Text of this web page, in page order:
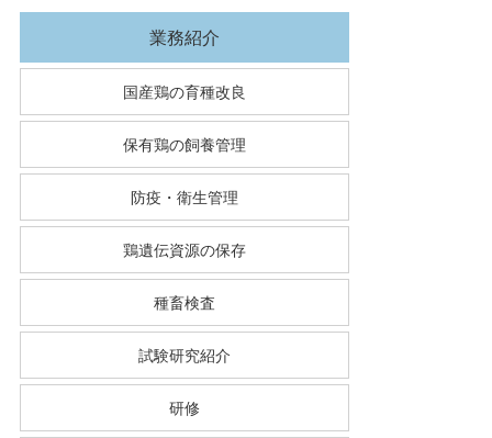
業務紹介
国産鶏の育種改良
保有鶏の飼養管理
防疫・衛生管理
鶏遺伝資源の保存
種畜検査
試験研究紹介
研修